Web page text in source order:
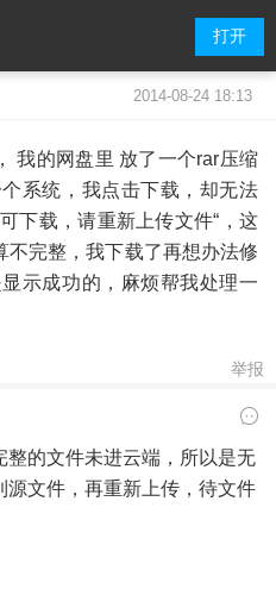
打开
2014-08-24 18:13
我的网盘里 放了一个rar压缩
系统，我点击下载，却无法
下载，请重新上传文件“，这
完整，我下载了再想办法修
示成功的，麻烦帮我处理一
举报
整的文件未进云端，所以是无
文件，再重新上传，待文件